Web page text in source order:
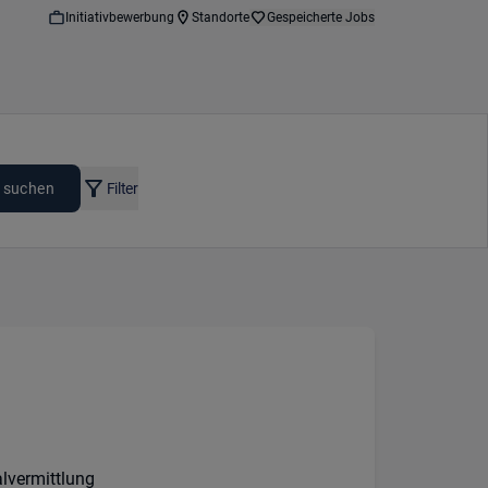
Initiativbewerbung Standorte Gespeicherte Jobs
Filter